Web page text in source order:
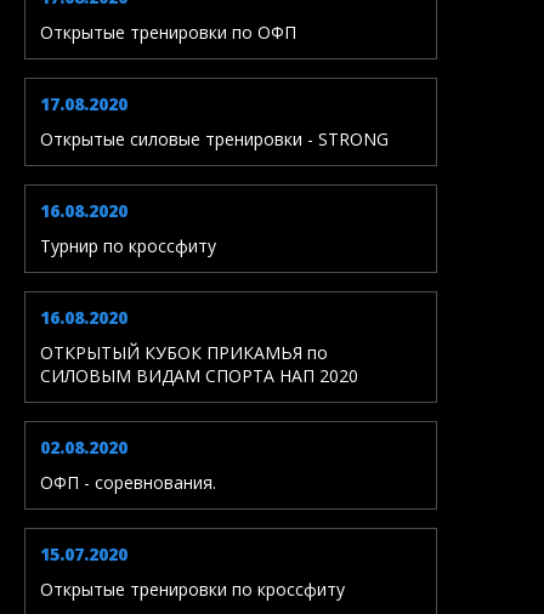
Открытые тренировки по ОФП
17.08.2020
Открытые силовые тренировки - STRONG
16.08.2020
Турнир по кроссфиту
16.08.2020
ОТКРЫТЫЙ КУБОК ПРИКАМЬЯ по
СИЛОВЫМ ВИДАМ СПОРТА НАП 2020
02.08.2020
ОФП - соревнования.
15.07.2020
Открытые тренировки по кроссфиту